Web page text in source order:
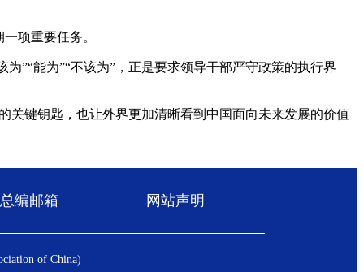
项重要任务。
”“能为”“不该为”，正是要求领导干部严守政策的执行界
键钥匙，也让外界更加清晰看到中国面向未来发展的价值